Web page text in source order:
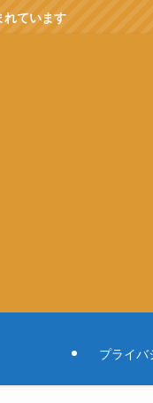
れています
プライバ